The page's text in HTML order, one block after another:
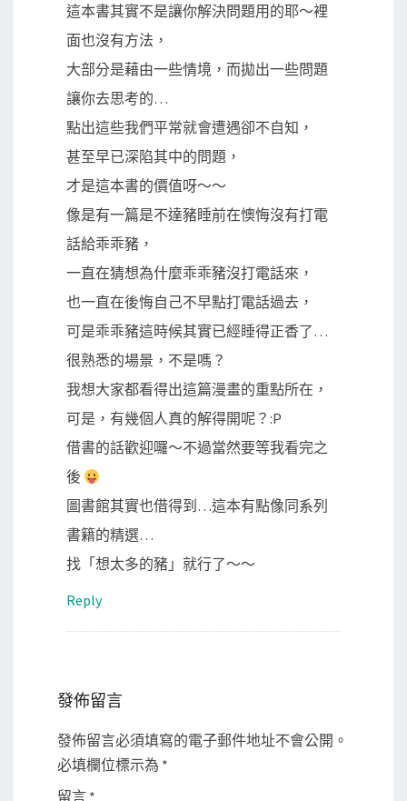
這本書其實不是讓你解決問題用的耶～裡
面也沒有方法，
大部分是藉由一些情境，而拋出一些問題
讓你去思考的…
點出這些我們平常就會遭遇卻不自知，
甚至早已深陷其中的問題，
才是這本書的價值呀～～
像是有一篇是不達豬睡前在懊悔沒有打電
話給乖乖豬，
一直在猜想為什麼乖乖豬沒打電話來，
也一直在後悔自己不早點打電話過去，
可是乖乖豬這時候其實已經睡得正香了…
很熟悉的場景，不是嗎？
我想大家都看得出這篇漫畫的重點所在，
可是，有幾個人真的解得開呢？:P
借書的話歡迎囉～不過當然要等我看完之
後
圖書館其實也借得到…這本有點像同系列
書籍的精選…
找「想太多的豬」就行了～～
Reply
發佈留言
發佈留言必須填寫的電子郵件地址不會公開。
必填欄位標示為 *
留言 *